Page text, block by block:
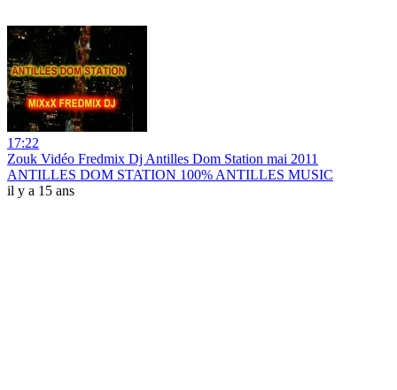
17:22
Zouk Vidéo Fredmix Dj Antilles Dom Station mai 2011
ANTILLES DOM STATION 100% ANTILLES MUSIC
il y a 15 ans